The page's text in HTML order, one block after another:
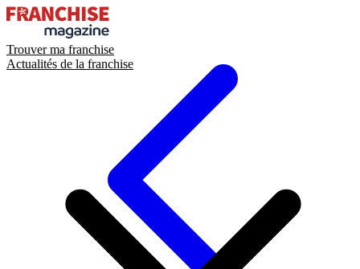
Trouver ma franchise
Actualités de la franchise